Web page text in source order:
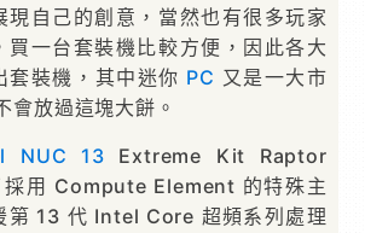
現自己的創意，當然也有很多玩家
買一台套裝機比較方便，因此各大
套裝機，其中迷你 PC 又是一大市
會放過這塊大餅。
NUC 13 Extreme Kit Raptor
用 Compute Element 的特殊主
第 13 代 Intel Core 超頻系列處理